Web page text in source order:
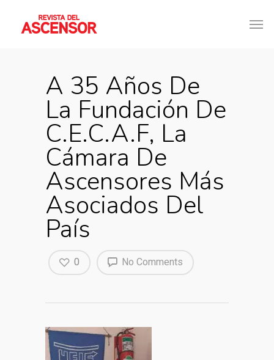
A 35 Años De
La Fundación De
C.E.C.A.F, La
Cámara De
Ascensores Más
Asociados Del
País
No Comments
0